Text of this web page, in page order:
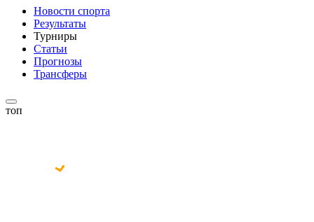
Новости спорта
Результаты
Турниры
Статьи
Прогнозы
Трансферы
топ